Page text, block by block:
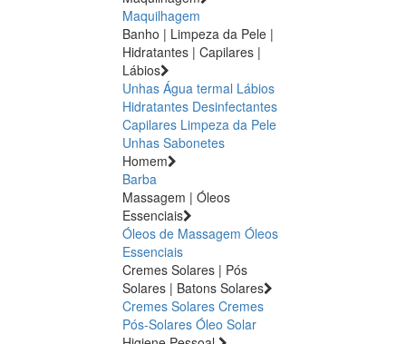
Maquilhagem
Banho | Limpeza da Pele |
Hidratantes | Capilares |
Lábios
Unhas Água termal Lábios
Hidratantes Desinfectantes
Capilares Limpeza da Pele
Unhas Sabonetes
Homem
Barba
Massagem | Óleos
Essenciais
Óleos de Massagem Óleos
Essenciais
Cremes Solares | Pós
Solares | Batons Solares
Cremes Solares Cremes
Pós-Solares Óleo Solar